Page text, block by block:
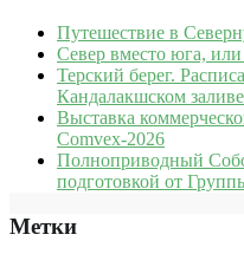
Путешествие в
Север вместо юга,
Терский берег.
Кандалакшском
Выставка
Comvex-2026
Полноприводный
подготовкой от
Метки